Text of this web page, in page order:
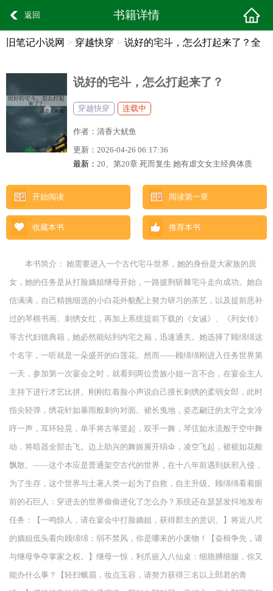
返回 书籍详情
旧笔记小说网 > 穿越快穿 > 说好的宅斗，怎么打起来了？全
说好的宅斗，怎么打起来了？
穿越快穿 连载中
作者： 清香大鱿鱼
更新： 2026-04-26 06:17:36
最新： 20、第20章 死而复生 她有虐文女主经典体质
开始阅读 阅读第一章
收藏本书 推荐本书
本书简介： 她需要进入一个古代宅斗世界，她的身份是大家族的庶
女，她的任务是从打脸嫡姐继母开始，一路披荆斩棘宅斗走向成功。她自
信满满，自己精挑细选的小白花外貌配上努力研习的茶艺，以及提前恶补
过的琴棋书画、刺绣女红，再加上系统提前下载的《女诫》、《列女传》
等古代妇德典籍，她必然能站到内宅之巅，迅速通关。她选择了顾绵绵这
个名字，一听就是一朵盛开的白莲花。然而——顾绵绵刚进入任务世界第
一天，参加第一次宴会之时，就看到两位贵族小姐一言不合，在宴会主人
主持下进行才艺比拼。刚刚红着脸小声说自己擅长刺绣的柔弱女郎，此时
指尖轻弹，绣花针如暴雨般刺向对面。裙长曳地，姿态翩迁的太守之女冷
哼一声，耳环轻晃，单手将古筝竖起，双手一舞，琴弦如水流般于空中舞
动，将暗器全部击飞。边上助兴的舞姬展开绢伞，凌空飞起，裙裾如花般
飘散。——这个本应是普通架空古代的世界，在十八年前遇到妖邪入侵，
为了生存，这个世界与土著人类一起为了自救，自主升级。顾绵绵看着眼
前的石巨人：穿进去的世界偷偷进化了怎么办？系统还在瑟瑟发抖地发布
任务：【一鸣惊人，请在宴会中打脸嫡姐，获得郡主的赏识。】将近八尺
的嫡姐低头看向顾绵绵：弱不禁风，你是哪来的小废物！【奋楫争先，请
与继母争夺掌家之权。】继母一惊，利爪嵌入八仙桌：细胳膊细腿，你又
能办什么事？【轻扫蛾眉，妆点玉容，请努力获得三名以上郎君的青